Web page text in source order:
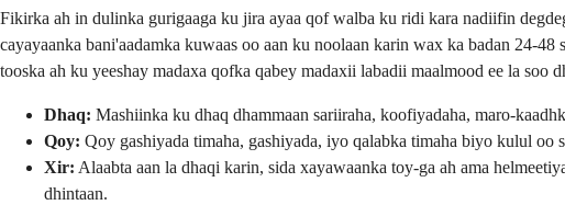
Fikirka ah in dulinka gurigaaga ku jira ayaa qof walba ku ridi kara nadiifin
cayayaanka bani'aadamka kuwaas oo aan ku noolaan karin wax ka badan 24-
tooska ah ku yeeshay madaxa qofka qabey madaxii labadii maalmood ee la soo
Dhaq: Mashiinka ku dhaq dhammaan sariiraha, koofiyadaha, maro-
Qoy: Qoy gashiyada timaha, gashiyada, iyo qalabka timaha biyo kulul oo
Xir: Alaabta aan la dhaqi karin, sida xayawaanka toy-ga ah ama
dhintaan.